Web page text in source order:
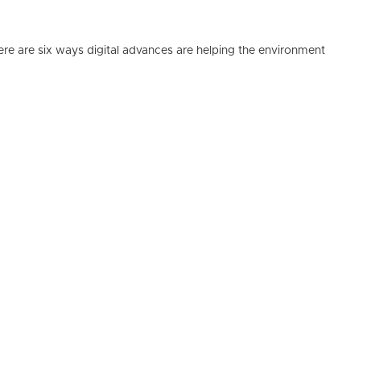
are six ways digital advances are helping the environment